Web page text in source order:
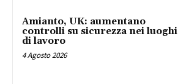
Amianto, UK: aumentano
controlli su sicurezza nei luoghi
di lavoro
4 Agosto 2026